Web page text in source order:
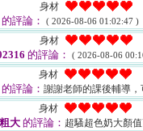
身材
的評論： ( 2026-08-06 01:02:47 )
身材
的評論： ( 2026-08-06
身材
的評論： 謝謝老師的課後輔導
身材
大 的評論： 超騷超色奶大顏